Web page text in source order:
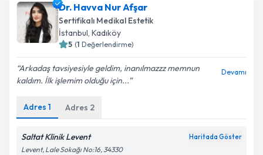
Dr. Nedim Budakoğluiçin randevu takvimi talebi
oluşturun. Size bu uzmandan randevu almanız için bir
takvim hazırlandığında e-posta ile bilgilendireceğiz.
Kişisel verilerimin işlenmesine ilişkin
Metni'ni okudum ve kişisel verilerimin belirtilen
kapsamda işlenmesini kabul ediyorum.
Dr. Havva Nur Afşar
Sertifikalı Medikal Estetik
İstanbul, Kadıköy
5 (1 Değerlendirme)
Arkadaş tavsiyesiyle geldim, inanılmazzz memnun
kaldım. İlk işlemim olduğu için...
Devamı
Adres 1 Adres 2
Saltat Klinik Levent Haritada Göster
Levent, Lale Sokağı No:16, 34330